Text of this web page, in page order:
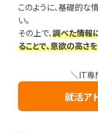
このように、基礎的
い。
その上で、調べた情報
ることで、意欲の高さ
＼IT専
就活ア